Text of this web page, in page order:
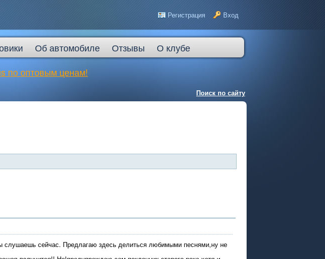
Регистрация Вход
Об автомобиле Отзывы
О клубе
по оптовым ценам!
Поиск по сайту
слушаешь сейчас. Предлагаю здесь делиться любимыми песнями,ну не